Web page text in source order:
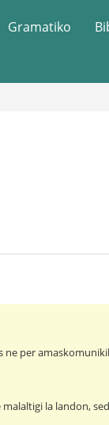
Gramatiko
per
la landon,